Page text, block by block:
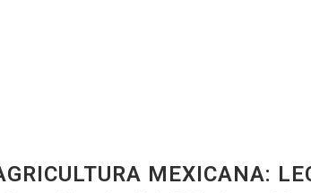
MEXICANA: